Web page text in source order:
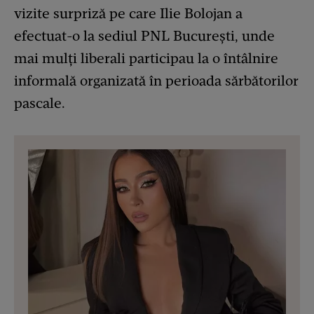
vizite surpriză pe care Ilie Bolojan a
efectuat-o la sediul PNL București, unde
mai mulți liberali participau la o întâlnire
informală organizată în perioada sărbătorilor
pascale.